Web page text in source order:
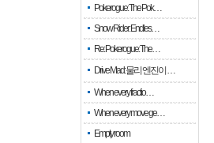
Pokerogue: The Pok…
Snow Rider: Endles…
Re: Pokerogue: The…
Drive Mad: 물리 엔진이 …
When every fractio…
When every move ge…
Empty room